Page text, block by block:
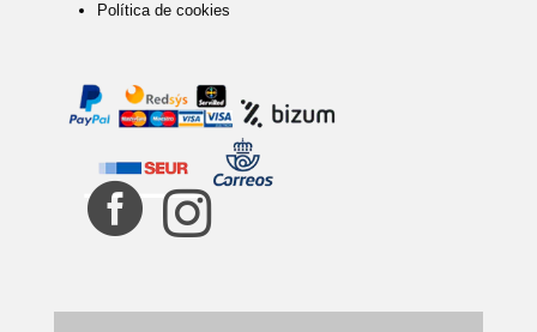
Política de cookies
 